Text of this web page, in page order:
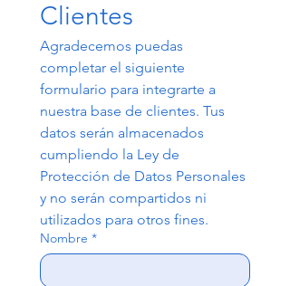
Clientes
Agradecemos puedas
completar el siguiente
formulario para integrarte a
nuestra base de clientes. Tus
datos serán almacenados
cumpliendo la Ley de
Protección de Datos Personales
y no serán compartidos ni
utilizados para otros fines.
Nombre *